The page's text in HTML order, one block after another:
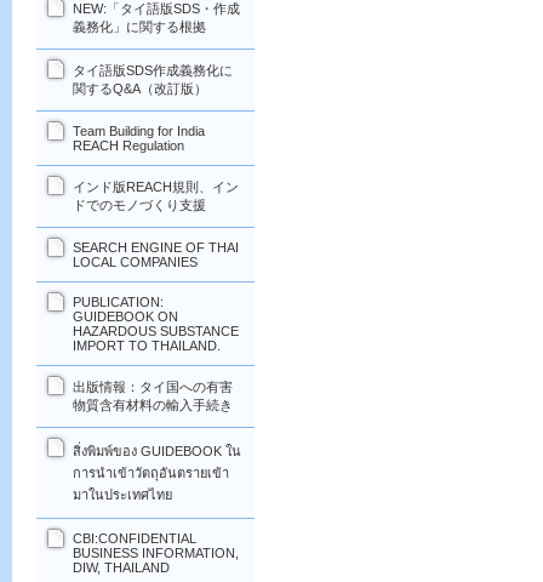
NEW:「タイ語版SDS・作成
義務化」に関する根拠
タイ語版SDS作成義務化に
関するQ&A（改訂版）
Team Building for India
REACH Regulation
インド版REACH規則、イン
ドでのモノづくり支援
SEARCH ENGINE OF THAI
LOCAL COMPANIES
PUBLICATION:
GUIDEBOOK ON
HAZARDOUS SUBSTANCE
IMPORT TO THAILAND.
出版情報：タイ国への有害
物質含有材料の輸入手続き
สิ่งพิมพ์ของ GUIDEBOOK ใน
การนำเข้าวัตถุอันตรายเข้า
มาในประเทศไทย
CBI:CONFIDENTIAL
BUSINESS INFORMATION,
DIW, THAILAND